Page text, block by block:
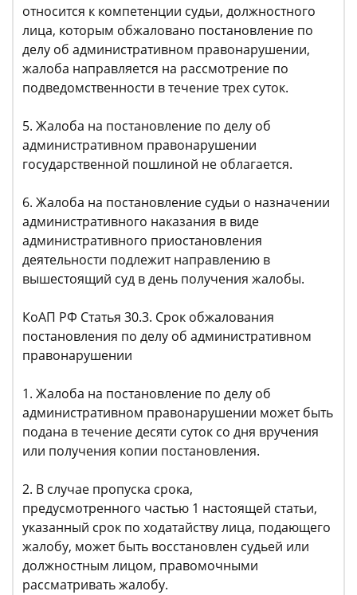
относится к компетенции судьи, должностного
лица, которым обжаловано постановление по
делу об административном правонарушении,
жалоба направляется на рассмотрение по
подведомственности в течение трех суток.
5. Жалоба на постановление по делу об
административном правонарушении
государственной пошлиной не облагается.
6. Жалоба на постановление судьи о назначении
административного наказания в виде
административного приостановления
деятельности подлежит направлению в
вышестоящий суд в день получения жалобы.
КоАП РФ Статья 30.3. Срок обжалования
постановления по делу об административном
правонарушении
1. Жалоба на постановление по делу об
административном правонарушении может быть
подана в течение десяти суток со дня вручения
или получения копии постановления.
2. В случае пропуска срока,
предусмотренного частью 1 настоящей статьи,
указанный срок по ходатайству лица, подающего
жалобу, может быть восстановлен судьей или
должностным лицом, правомочными
рассматривать жалобу.